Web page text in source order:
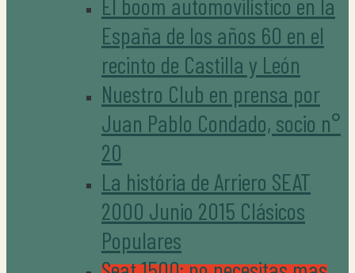
España de los años 60 en el
recinto de Castilla y León
Nuestro Club en prensa por
Juan Pablo Condado, socio n°
20
La história de Arriero SEAT
2000 Junio 2015 Clásicos
Populares